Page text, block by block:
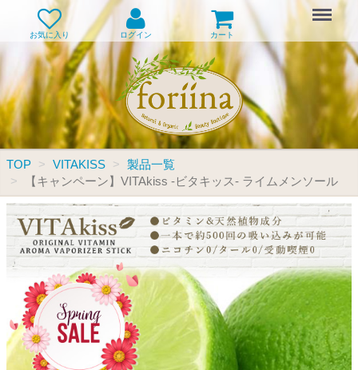
お気に入り ログイン カート
Menu
TOP VITAKISS
製品一覧
【キャンペーン】VITAkiss -ビタキッス- ライムメンソール